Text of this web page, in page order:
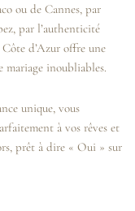
ou de Cannes, par
par l’authenticité
d’Azur offre une
mariage inoubliables.
unique, vous
à vos rêves et
prêt à dire « Oui » sur